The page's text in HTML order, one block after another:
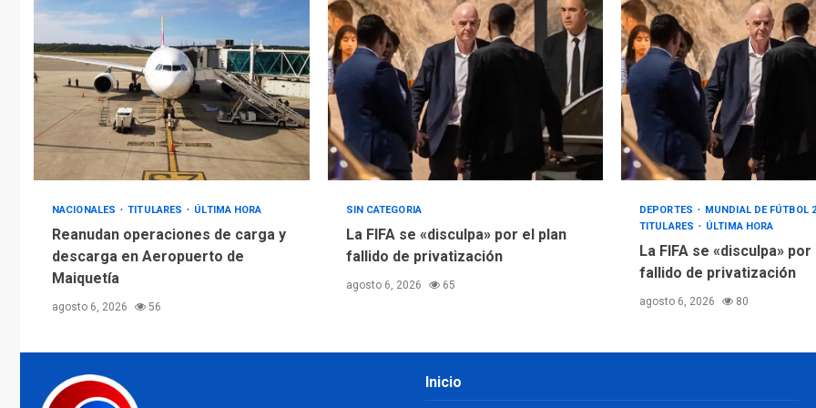
NACIONALES TITULARES ÚLTIMA HORA
Reanudan operaciones de carga y
descarga en Aeropuerto de
Maiquetía
agosto 6, 2026 56
SIN CATEGORIA
La FIFA se «disculpa» por el plan
fallido de privatización
agosto 6, 2026 65
DEPORTES
MUNDIAL DE FÚTBOL
TITULARES
ÚLTIMA HORA
La FIFA se «disculpa» por
fallido de privatización
agosto 6, 2026 80
Inicio